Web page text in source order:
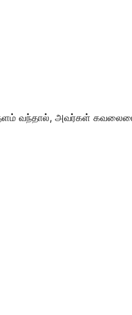
வந்தால், அவர்கள் கவலையை